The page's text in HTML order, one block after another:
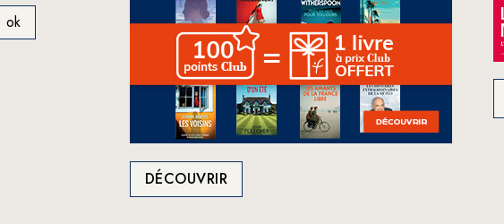
DÉCOUVRIR